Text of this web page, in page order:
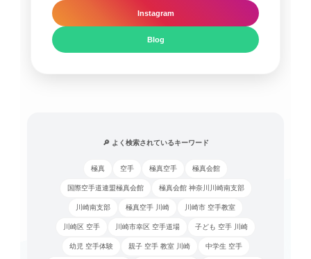
Instagram
Blog
🔎 よく検索されているキーワード
極真 空手 極真空手 極真会館
国際空手道連盟極真会館 極真会館 神奈川川崎南支部
川崎南支部 極真空手 川崎 川崎市 空手教室
川崎区 空手 川崎市幸区 空手道場 子ども 空手 川崎
幼児 空手体験 親子 空手 教室 川崎 中学生 空手